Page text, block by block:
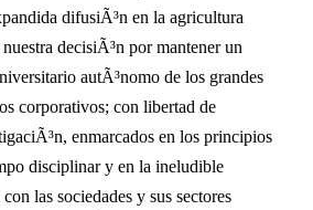
difusiÃ³n en la agricultura
decisiÃ³n por mantener un
autÃ³nomo de los grandes
corporativos; con libertad de
enmarcados en los principios
disciplinar y en la ineludible
las sociedades y sus sectores